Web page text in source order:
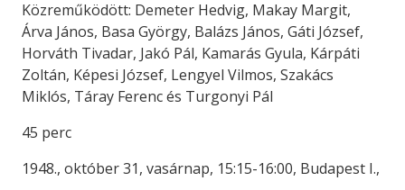
Közreműködött: Demeter Hedvig, Makay Margit,
Árva János, Basa György, Balázs János, Gáti József,
Horváth Tivadar, Jakó Pál, Kamarás Gyula, Kárpáti
Zoltán, Képesi József, Lengyel Vilmos, Szakács
Miklós, Táray Ferenc és Turgonyi Pál
45 perc
1948., október 31, vasárnap, 15:15-16:00, Budapest I.,